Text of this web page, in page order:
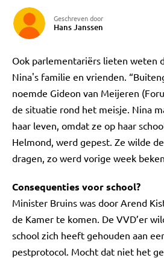
Geschreven door
Hans Janssen
Ook parlementariërs lieten weten
Nina's familie en vrienden.
noemde Gideon van Meijeren
de situatie rond het meisje. Nina
haar leven, omdat ze op haar
Helmond, werd gepest. Ze wilde
dragen, zo werd vorige week
Consequenties voor school?
Minister Bruins was door Arend
de Kamer te komen. De VVD’er
school zich heeft gehouden aan
pestprotocol. Mocht dat niet het